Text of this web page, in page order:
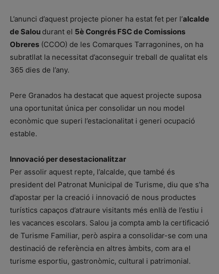
L’anunci d’aquest projecte pioner ha estat fet per l’alcalde
de Salou durant el 5è Congrés FSC de Comissions
Obreres (CCOO) de les Comarques Tarragonines, on ha
subratllat la necessitat d’aconseguir treball de qualitat els
365 dies de l’any.
Pere Granados ha destacat que aquest projecte suposa
una oportunitat única per consolidar un nou model
econòmic que superi l’estacionalitat i generi ocupació
estable.
Innovació per desestacionalitzar
Per assolir aquest repte, l’alcalde, que també és
president del Patronat Municipal de Turisme, diu que s’ha
d’apostar per la creació i innovació de nous productes
turístics capaços d’atraure visitants més enllà de l’estiu i
les vacances escolars. Salou ja compta amb la certificació
de Turisme Familiar, però aspira a consolidar-se com una
destinació de referència en altres àmbits, com ara el
turisme esportiu, gastronòmic, cultural i patrimonial.